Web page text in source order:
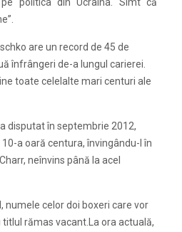
are un record de 45 de
înfrângeri de-a lungul carierei.
toate celelalte mari centuri ale
disputat în septembrie 2012,
a oară centura, învingându-l în
neînvins până la acel
numele celor doi boxeri care vor
rămas vacant.La ora actuală,